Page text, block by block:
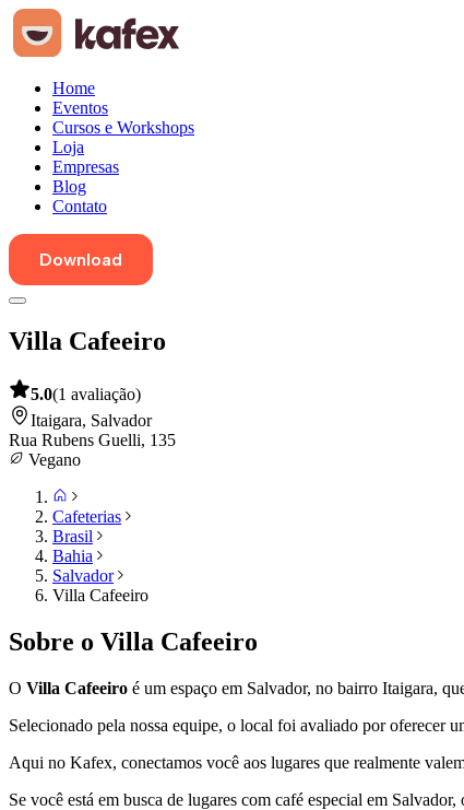
Home
Eventos
Cursos e Workshops
Loja
Empresas
Blog
Contato
Download
Villa Cafeeiro
5.0(1 avaliação)
Itaigara, Salvador
Rua Rubens Guelli, 135
Vegano
Cafeterias
Brasil
Bahia
Salvador
Villa Cafeeiro
Sobre o Villa Cafeeiro
O Villa Cafeeiro é um espaço em Salvador, no bairro Itaigara,
Selecionado pela nossa equipe, o local foi avaliado por oferecer
Aqui no Kafex, conectamos você aos lugares que realmente
Se você está em busca de lugares com café especial em Salvador,